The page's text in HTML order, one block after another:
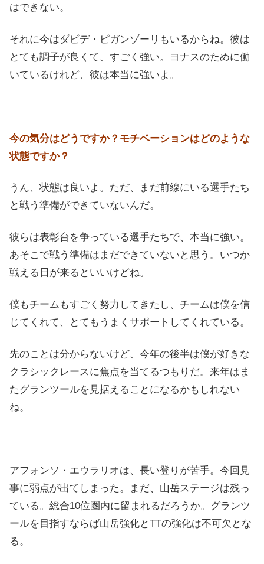
はできない。
それに今はダビデ・ピガンゾーリもいるからね。彼は
とても調子が良くて、すごく強い。ヨナスのために働
いているけれど、彼は本当に強いよ。
今の気分はどうですか？モチベーションはどのような
状態ですか？
うん、状態は良いよ。ただ、まだ前線にいる選手たち
と戦う準備ができていないんだ。
彼らは表彰台を争っている選手たちで、本当に強い。
あそこで戦う準備はまだできていないと思う。いつか
戦える日が来るといいけどね。
僕もチームもすごく努力してきたし、チームは僕を信
じてくれて、とてもうまくサポートしてくれている。
先のことは分からないけど、今年の後半は僕が好きな
クラシックレースに焦点を当てるつもりだ。来年はま
たグランツールを見据えることになるかもしれない
ね。
アフォンソ・エウラリオは、長い登りが苦手。今回見
事に弱点が出てしまった。まだ、山岳ステージは残っ
ている。総合10位圏内に留まれるだろうか。グランツ
ールを目指すならば山岳強化とTTの強化は不可欠とな
る。